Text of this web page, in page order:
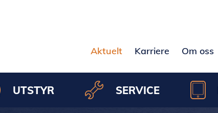
Aktuelt
Karriere Om oss
UTSTYR SERVICE